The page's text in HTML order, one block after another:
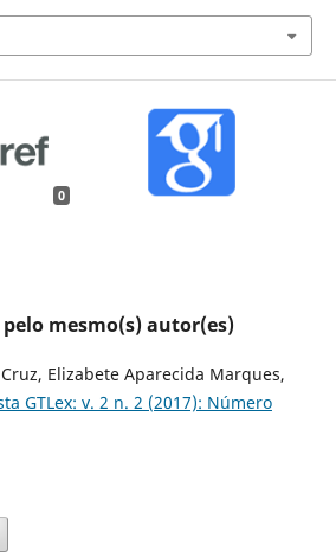
0
mesmo(s) autor(es)
Elizabete Aparecida Marques,
GTLex: v. 2 n. 2 (2017): Número